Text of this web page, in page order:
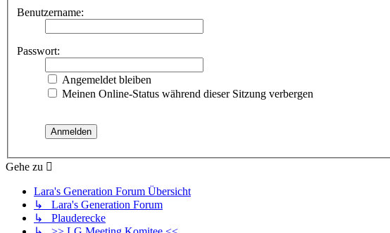
Benutzername:
Passwort:
Angemeldet bleiben
Meinen Online-Status während dieser Sitzung verbergen
Gehe zu
Lara's Generation Forum Übersicht
↳ Lara's Generation Forum
↳ Plauderecke